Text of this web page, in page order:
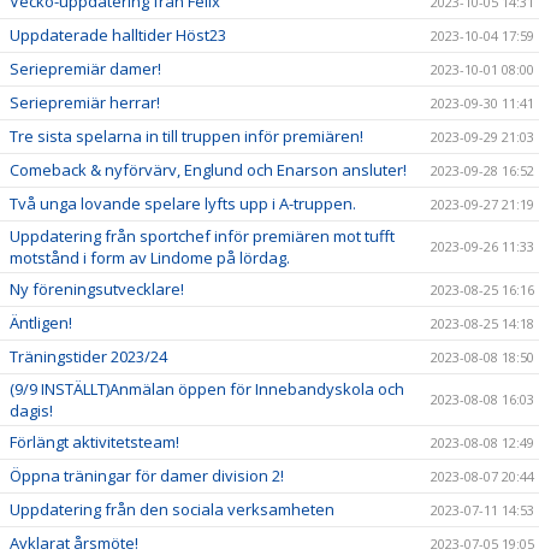
Uppdaterade halltider Höst23 2023-10-04 17:59
Seriepremiär damer! 2023-10-01 08:00
Seriepremiär herrar! 2023-09-30 11:41
Tre sista spelarna in till truppen inför premiären! 2023-09-29 21:03
Comeback & nyförvärv, Englund och Enarson ansluter! 2023-09-28 16:52
Två unga lovande spelare lyfts upp i A-truppen. 2023-09-27 21:19
Uppdatering från sportchef inför premiären mot tufft
motstånd i form av Lindome på lördag.
2023-09-26 11:33
Ny föreningsutvecklare! 2023-08-25 16:16
Äntligen! 2023-08-25 14:18
Träningstider 2023/24 2023-08-08 18:50
(9/9 INSTÄLLT)Anmälan öppen för Innebandyskola och
dagis!
2023-08-08 16:03
Förlängt aktivitetsteam! 2023-08-08 12:49
Öppna träningar för damer division 2! 2023-08-07 20:44
Uppdatering från den sociala verksamheten 2023-07-11 14:53
Avklarat årsmöte! 2023-07-05 19:05